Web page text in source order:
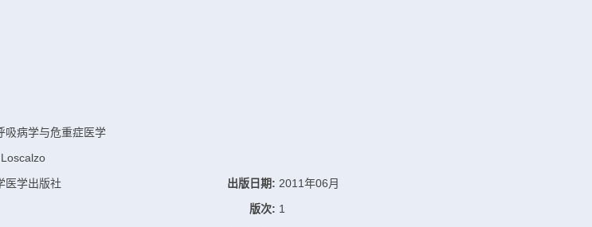
吸病学与危重症医学
医学出版社 出版日期: 2011年06月
版次: 1